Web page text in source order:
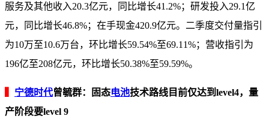
服务及其他收入20.3亿元，同比增长41.2%；研发投入29.1亿
元，同比增长46.8%；在手现金420.9亿元。二季度交付量指引
为10万至10.6万台，环比增长59.54%至69.11%；营收指引为
196亿至208亿元，环比增长50.38%至59.59%。
宁德时代曾毓群：固态电池技术路线目前仅达到level4，量
产阶段要level 9